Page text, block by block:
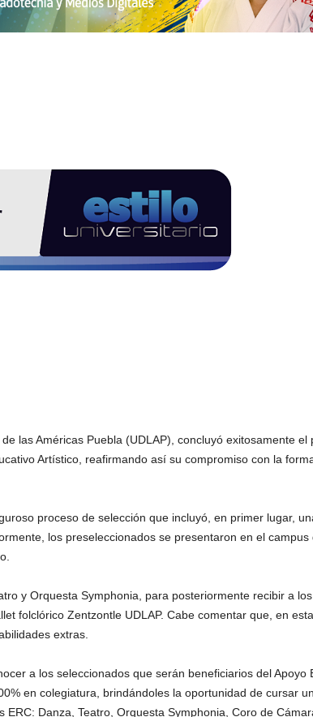
las Américas Puebla (UDLAP), concluyó exitosamente el
Artístico, reafirmando así su compromiso con la
proceso de selección que incluyó, en primer lugar,
los preseleccionados se presentaron en el campus
y Orquesta Symphonia, para posteriormente recibir a
folclórico Zentzontle UDLAP. Cabe comentar que, en
extras.
a los seleccionados que serán beneficiarios del Apoyo
en colegiatura, brindándoles la oportunidad de cursar
Danza, Teatro, Orquesta Symphonia, Coro de